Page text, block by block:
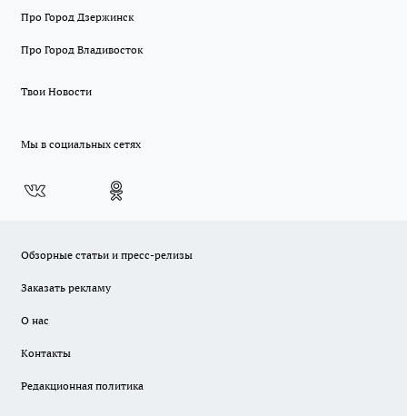
Про Город Дзержинск
Про Город Владивосток
Твои Новости
Мы в социальных сетях
Обзорные статьи и пресс-релизы
Заказать рекламу
О нас
Контакты
Редакционная политика